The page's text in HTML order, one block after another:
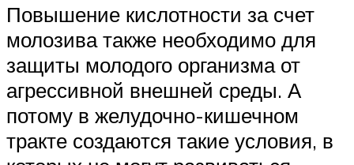
Повышение кислотности за счет
молозива также необходимо для
защиты молодого организма от
агрессивной внешней среды. А
потому в желудочно-кишечном
тракте создаются такие условия, в